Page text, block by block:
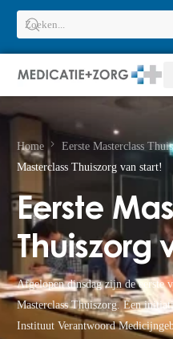
Home Eerste Masterclass
Masterclass Thuiszorg van start!
Eerste
Thuiszorg
Afgelopen dinsdag zijn de eerste
Masterclass Thuiszorg. Een
Instituut Verantwoord